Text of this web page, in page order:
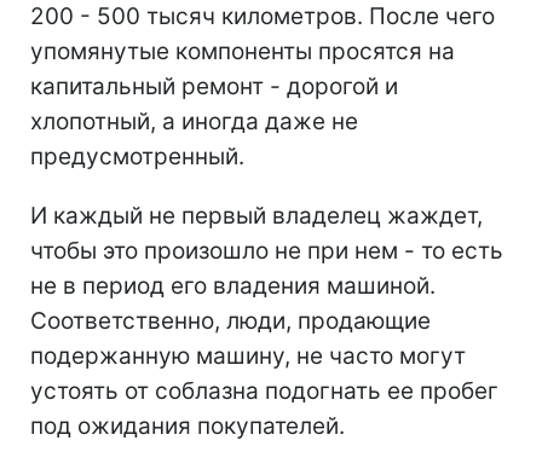
200 - 500 тысяч километров. После чего
упомянутые компоненты просятся на
капитальный ремонт - дорогой и
хлопотный, а иногда даже не
предусмотренный.
И каждый не первый владелец жаждет,
чтобы это произошло не при нем - то есть
не в период его владения машиной.
Соответственно, люди, продающие
подержанную машину, не часто могут
устоять от соблазна подогнать ее пробег
под ожидания покупателей.